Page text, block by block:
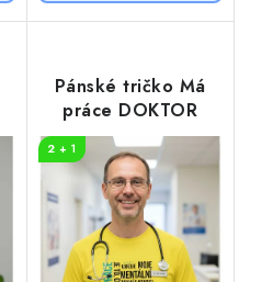
Pánské tričko Má
práce DOKTOR
2 + 1